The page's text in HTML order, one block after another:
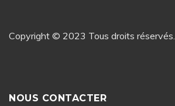
Copyright © 2023 Tous droits réservés.
NOUS CONTACTER